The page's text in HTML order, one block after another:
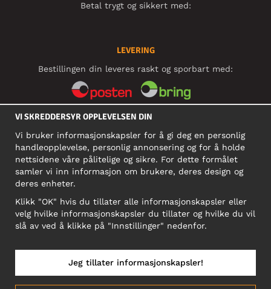
Betal trygt og sikkert med:
LEVERING
Bestillingen din leveres raskt og sporbart med:
SOSIALE MEDIER
BEDRIFT
911 891 581 MVA
NB! Ikke bruk denne adressen til å sende produkter i retur!
VI SKREDDERSYR OPPLEVELSEN DIN
Vi bruker informasjonskapsler for å gi deg en personlig
handleopplevelse, personlig annonsering og for å holde
nettsidene våre pålitelige og sikre. For dette formålet
samler vi inn informasjon om brukere, deres design og
deres enheter.
Klikk "OK" hvis du tillater alle informasjonskapsler eller
velg hvilke informasjonskapsler du tillater og hvilke du vil
slå av ved å klikke på "Innstillinger" nedenfor.
Jeg tillater informasjonskapsler!